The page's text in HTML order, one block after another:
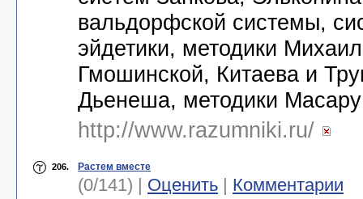
вальдорфской системы,
эйдетики, методики
Гмошинской, Китаева и
Дьенеша, методики
http://www.razumniki.ru/
206. Растем вместе
(0/141) | Оценить | Комментарии